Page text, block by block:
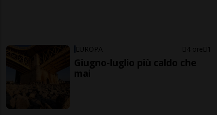
EUROPA 4 ore 1
Giugno-luglio più caldo che
mai